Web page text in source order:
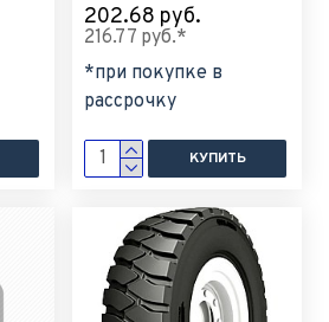
202.68 руб.
216.77 руб.*
*при покупке в
рассрочку
КУПИТЬ